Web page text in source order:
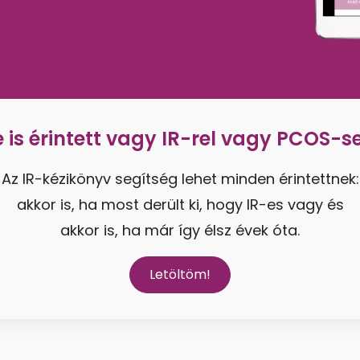
is érintett vagy IR-rel vagy PCOS-
Az IR-kézikönyv segítség lehet minden érintettnek:
akkor is, ha most derült ki, hogy IR-es vagy és
akkor is, ha már így élsz évek óta.
Letöltöm!